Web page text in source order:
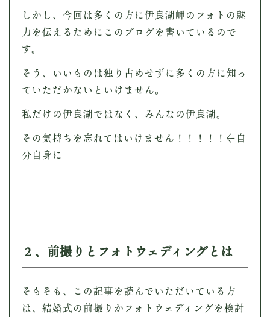
しかし、今回は多くの方に伊良湖岬のフォトの魅
力を伝えるためにこのブログを書いているので
す。
そう、いいものは独り占めせずに多くの方に知っ
ていただかないといけません。
私だけの伊良湖ではなく、みんなの伊良湖。
その気持ちを忘れてはいけません！！！！！←自
分自身に
２、前撮りとフォトウェディングとは
そもそも、この記事を読んでいただいている方
は、結婚式の前撮りかフォトウェディングを検討